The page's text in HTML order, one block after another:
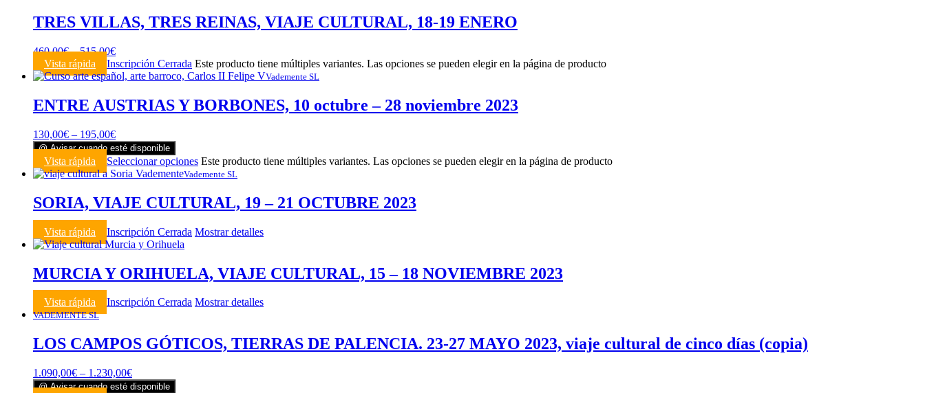
TRES VILLAS, TRES REINAS, VIAJE CULTURAL, 18-19 ENERO
460,00€–515,00€
Vista rápida
Inscripción Cerrada Este producto tiene múltiples variantes. Las opciones se pueden elegir en la página de producto
Vademente SL
ENTRE AUSTRIAS Y BORBONES, 10 octubre – 28 noviembre 2023
130,00€ – 195,00€
@ Avisar cuando esté disponible
Vista rápida Seleccionar opciones Este producto tiene múltiples variantes. Las opciones se pueden elegir en la página de producto
Vademente SL
SORIA, VIAJE CULTURAL, 19 – 21 OCTUBRE 2023
Vista rápida Inscripción Cerrada Mostrar detalles
MURCIA Y ORIHUELA, VIAJE CULTURAL, 15 – 18 NOVIEMBRE 2023
Vista rápida Inscripción Cerrada Mostrar detalles
VADEMENTE SL
LOS CAMPOS GÓTICOS, TIERRAS DE PALENCIA. 23-27 MAYO 2023, viaje cultural de cinco días (copia)
1.090,00€ – 1.230,00€
@ Avisar cuando esté disponible